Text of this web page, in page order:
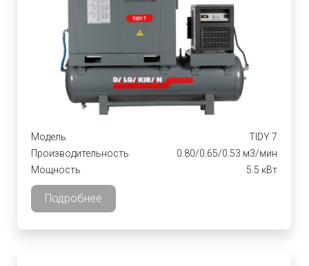
Модель
TIDY 7
Производительность
0.80/0.65/0.53 м3/мин
Мощность
5.5 кВт
Подробнее